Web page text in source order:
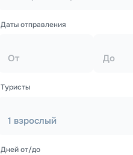
Даты отправления
От До
Туристы
1 взрослый
Дней от/до